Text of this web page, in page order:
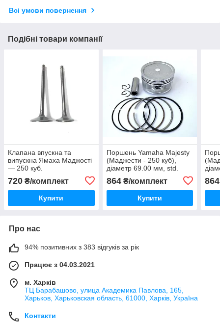
Всі умови повернення
Подібні товари компанії
Клапана впускна та
випускна Ямаха Маджості
— 250 куб.
720 ₴/комплект
Купити
Поршень Yamaha Majesty
(Маджести - 250 куб),
діаметр 69.00 мм, std.
864₴/комплект
Купити
864
Про нас
94% позитивних з 383 відгуків за рік
Працює з 04.03.2021
м. Харків
ТЦ Барабашово, улица Академика Павлова, 165,
Харьков, Харьковская область, 61000, Харків, Україна
Контакти